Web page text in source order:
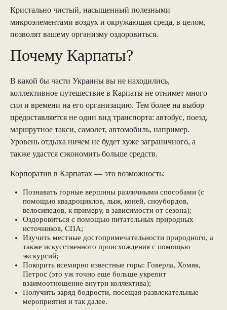
Кристально чистый, насыщенный полезными
микроэлементами воздух и окружающая среда, в целом,
позволят вашему организму оздоровиться.
Почему Карпаты?
В какой бы части Украины вы не находились,
коллективное путешествие в Карпаты не отнимет много
сил и времени на его организацию. Тем более на выбор
предоставляется не один вид транспорта: автобус, поезд,
маршрутное такси, самолет, автомобиль, например.
Уровень отдыха ничем не будет хуже заграничного, а
также удастся сэкономить больше средств.
Корпоратив в Карпатах — это возможность:
Познавать горные вершины различными способами (с
помощью квадроциклов, лыж, коней, сноубордов,
велосипедов, к примеру, в зависимости от сезона);
Оздоровиться с помощью питательных природных
источников, СПА;
Изучить местные достопримечательности природного, а
также искусственного происхождения с помощью
экскурсий;
Покорить всемирно известные горы: Говерла, Хомяк,
Петрос (это уж точно еще больше укрепит
взаимоотношение внутри коллектива);
Получить заряд бодрости, посещая развлекательные
мероприятия и так далее.